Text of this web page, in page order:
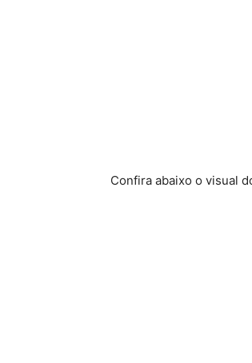
Confira abaixo o visual